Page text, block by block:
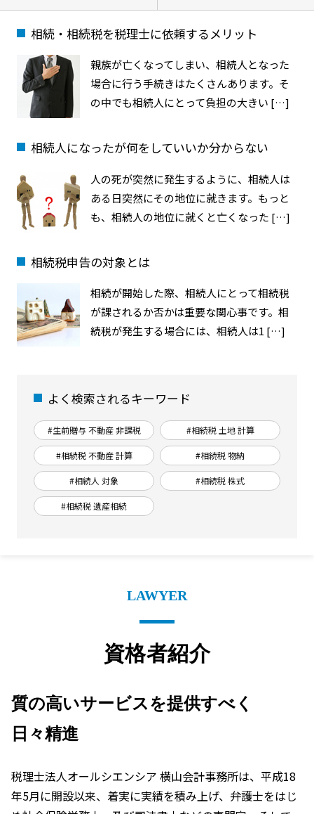
相続・相続税を税理士に依頼するメリット
親族が亡くなってしまい、相続人となった
場合に行う手続きはたくさんあります。そ
の中でも相続人にとって負担の大きい […]
相続人になったが何をしていいか分からない
人の死が突然に発生するように、相続人は
ある日突然にその地位に就きます。もっと
も、相続人の地位に就くと亡くなった […]
相続税申告の対象とは
相続が開始した際、相続人にとって相続税
が課されるか否かは重要な関心事です。相
続税が発生する場合には、相続人は1 […]
よく検索されるキーワード
#生前贈与 不動産 非課税 #相続税 土地 計算
#相続税 不動産 計算 #相続税 物納
#相続人 対象 #相続税 株式
#相続税 遺産相続
LAWYER
資格者紹介
質の高いサービスを提供すべく
日々精進
税理士法人オールシエンシア 横山会計事務所は、平成18
年5月に開設以来、着実に実績を積み上げ、弁護士をはじ